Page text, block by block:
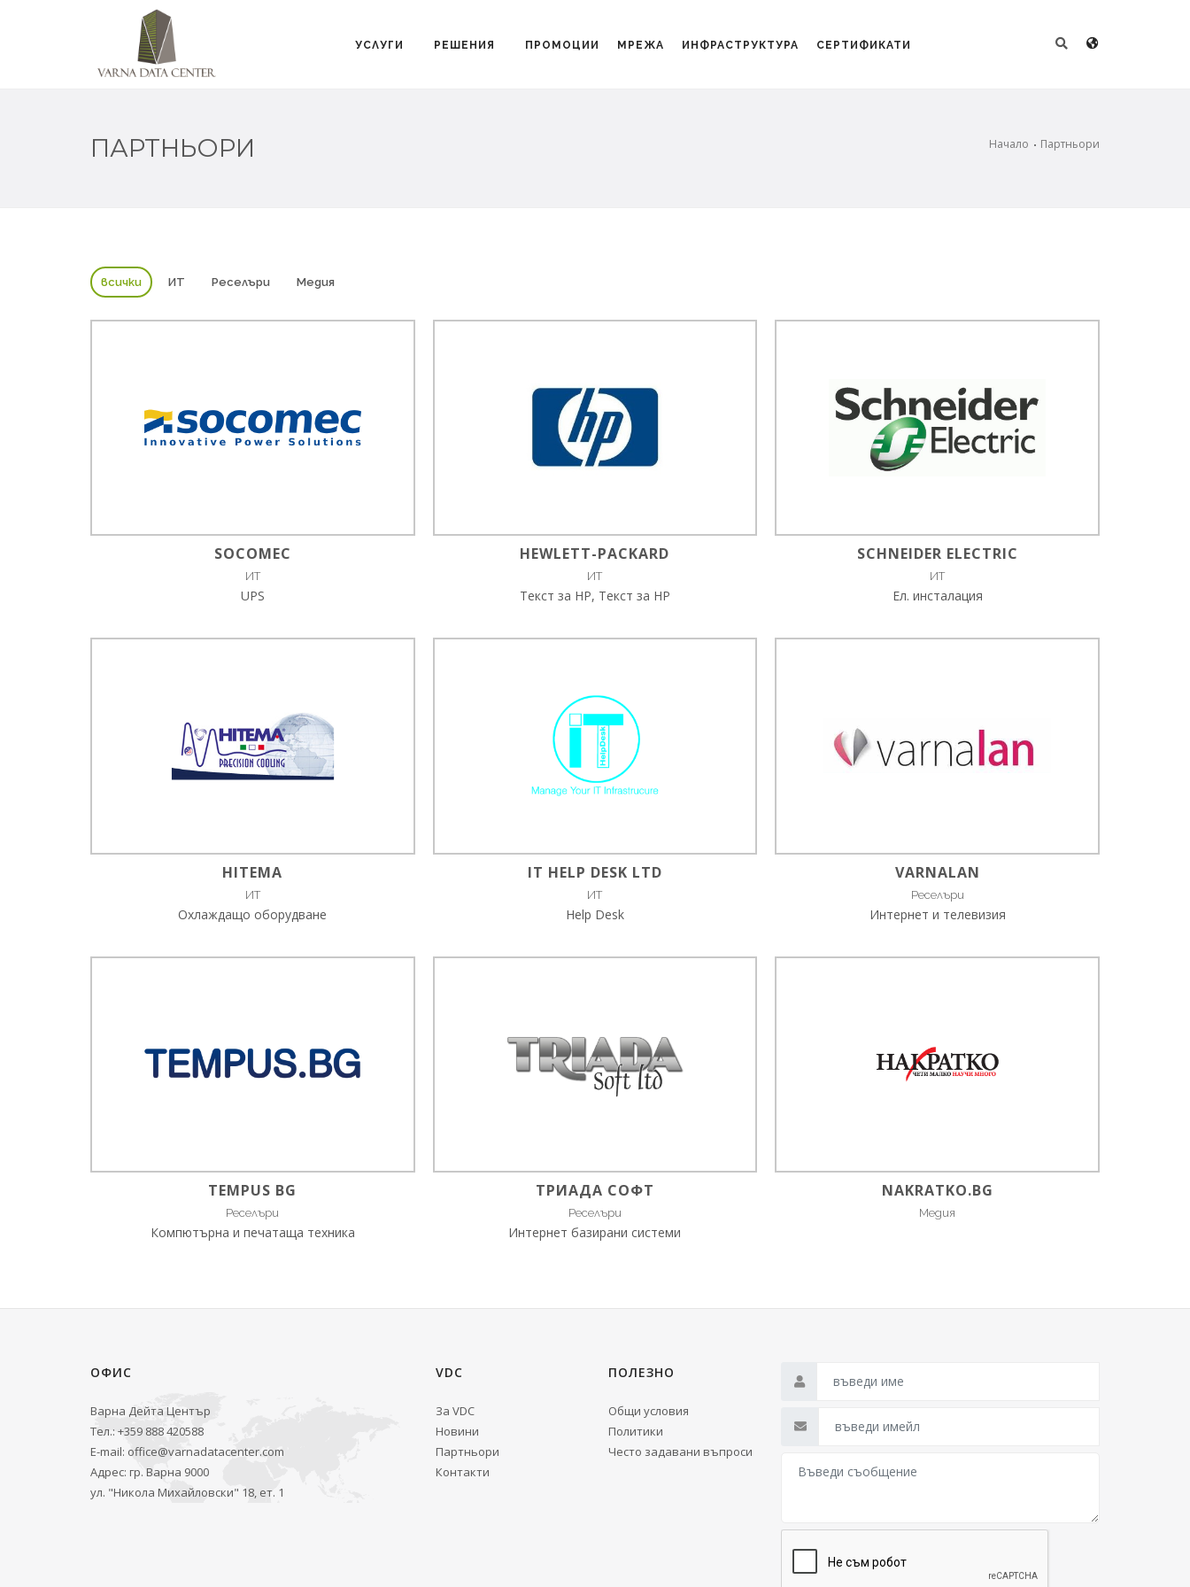
УСЛУГИ РЕШЕНИЯ ПРОМОЦИИ МРЕЖА ИНФРАСТРУКТУРА СЕРТИФИКАТИ
Начало Партньори
ПАРТНЬОРИ
всички ИТ Реселъри Медия
SOCOMEC
ИТ
UPS
HEWLETT-PACKARD
ИТ
Текст за HP, Текст за HP
SCHNEIDER ELECTRIC
ИТ
Ел. инсталация
HITEMA
ИТ
Охлаждащо оборудване
IT HELP DESK LTD
ИТ
Help Desk
VARNALAN
Реселъри
Интернет и телевизия
TEMPUS BG
Реселъри
Компютърна и печатаща техника
ТРИАДА СОФТ
Реселъри
Интернет базирани системи
NAKRATKO.BG
Медия
ОФИС
Варна Дейта Център
Тел.: +359 888 420588
E-mail: office@varnadatacenter.com
Адрес: гр. Варна 9000
ул. "Никола Михайловски" 18, ет. 1
VDC
За VDC
Новини
Партньори
Контакти
ПОЛЕЗНО
Общи условия
Политики
Често задавани въпроси